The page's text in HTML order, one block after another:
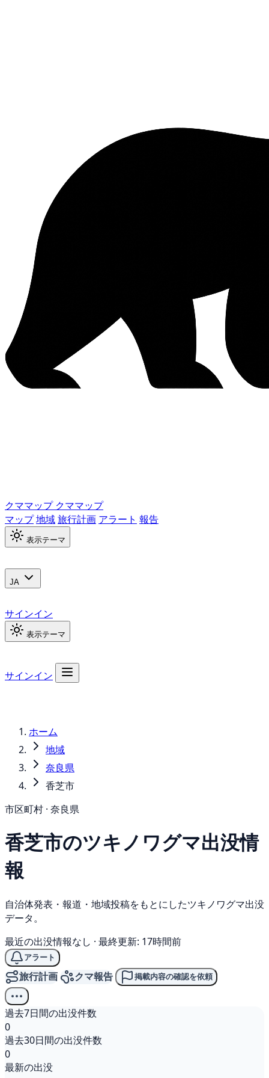
クママップ クママップ
マップ地域旅行計画 アラート 報告
表示テーマ
JA
サインイン
表示テーマ
サインイン
ホーム
地域
奈良県
香芝市
市区町村 · 奈良県
香芝市のツキノワグマ出没情
報
自治体発表・報道・地域投稿をもとにしたツキノワグマ出没
データ。
最近の出没情報なし · 最終更新: 17時間前
アラート
旅行計画 クマ報告 掲載内容の確認を依頼
過去7日間の出没件数
0
過去30日間の出没件数
0
最新の出没